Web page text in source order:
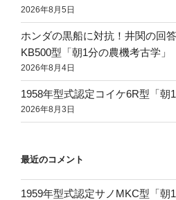
業
応
援
フ
ア」”
の
2026年8月5日
ホンダの黒船に対抗！井関の回
KB500型「朝1分の農機考古学」
2026年8月4日
1958年型式認定コイケ6R型「朝
2026年8月3日
最近のコメント
1959年型式認定サノMKC型「朝